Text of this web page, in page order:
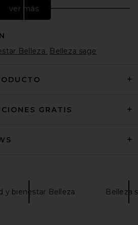
ver más
Belleza Belleza sage
GRATIS
y bienestar Belleza Belleza